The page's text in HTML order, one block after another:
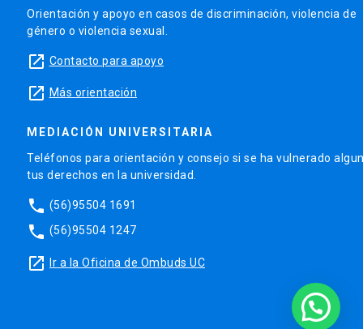
Orientación y apoyo en casos de discriminación, violencia de
género o violencia sexual.
launch Contacto para apoyo
launch Más orientación
MEDIACIÓN UNIVERSITARIA
Teléfonos para orientación y consejo si se ha vulnerado
tus derechos en la universidad.
phone (56)95504 1691
phone (56)95504 1247
launch Ir a la Oficina de Ombuds UC